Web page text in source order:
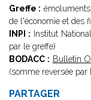
Greffe :
de l'économie et des
INPI : Institut
par le greffe)
BODACC : Bulletin
(somme reversée par
PARTAGER